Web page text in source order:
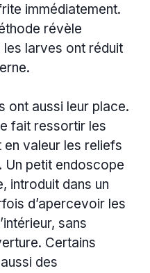
immédiatement.
révèle
larves ont réduit
ont aussi leur place.
fait ressortir les
valeur les reliefs
Un petit endoscope
introduit dans un
d’apercevoir les
sans
Certains
des